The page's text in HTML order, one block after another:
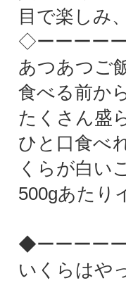
目で楽しみ
◇ーーーー
あつあつご
食べる前か
たくさん盛
ひと口食べ
くらが白い
500gあたり
◆ーーーー
いくらはや